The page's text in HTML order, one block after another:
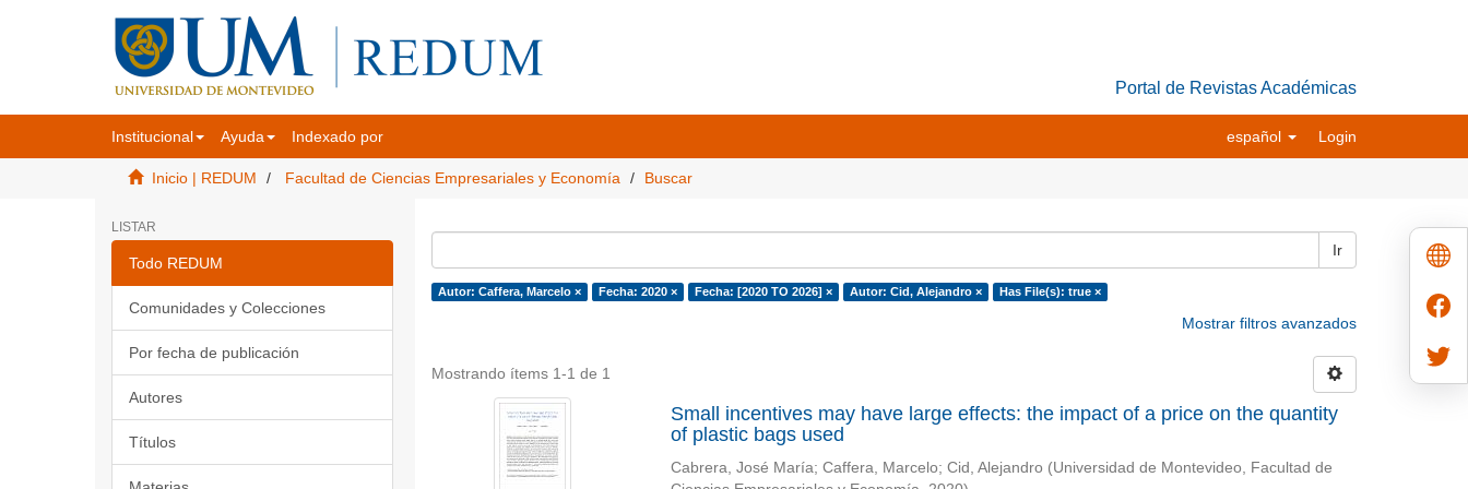
Portal de Revistas Académicas
Institucional Ayuda Indexado por español Login
Inicio | REDUM Facultad de Ciencias Empresariales y Economía Buscar
LISTAR
Todo REDUM
Comunidades y Colecciones
Por fecha de publicación
Autores
Títulos
Ir
Autor: Caffera, Marcelo × Fecha: 2020 × Fecha: [2020 TO 2026] × Autor: Cid, Alejandro × Has File(s): true ×
Mostrar filtros avanzados
Mostrando ítems 1-1 de 1
Small incentives may have large effects: the impact of a price on the quantity
of plastic bags used
Cabrera, José María; Caffera, Marcelo; Cid, Alejandro (Universidad de Montevideo, Facultad de